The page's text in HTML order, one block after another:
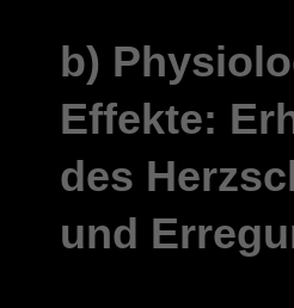
b)
Effekte:
des
und